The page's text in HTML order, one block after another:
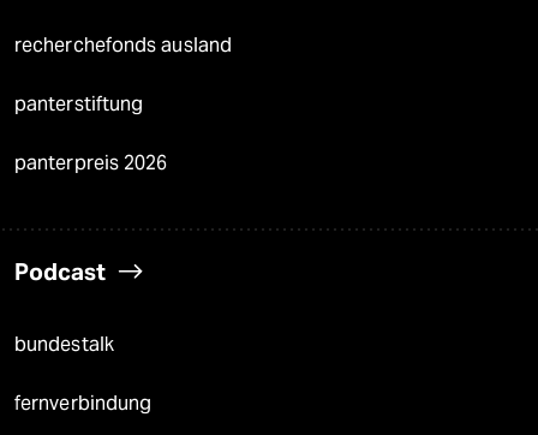
recherchefonds ausland
panterstiftung
panterpreis 2026
Podcast
bundestalk
fernverbindung